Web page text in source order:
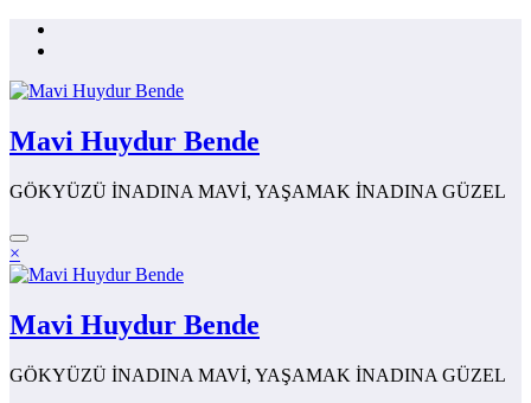
İçeriğe
Mavi Huydur Bende
GÖKYÜZÜ İNADINA MAVİ, YAŞAMAK İNADINA GÜZEL
×
Mavi Huydur Bende
GÖKYÜZÜ İNADINA MAVİ, YAŞAMAK İNADINA GÜZEL